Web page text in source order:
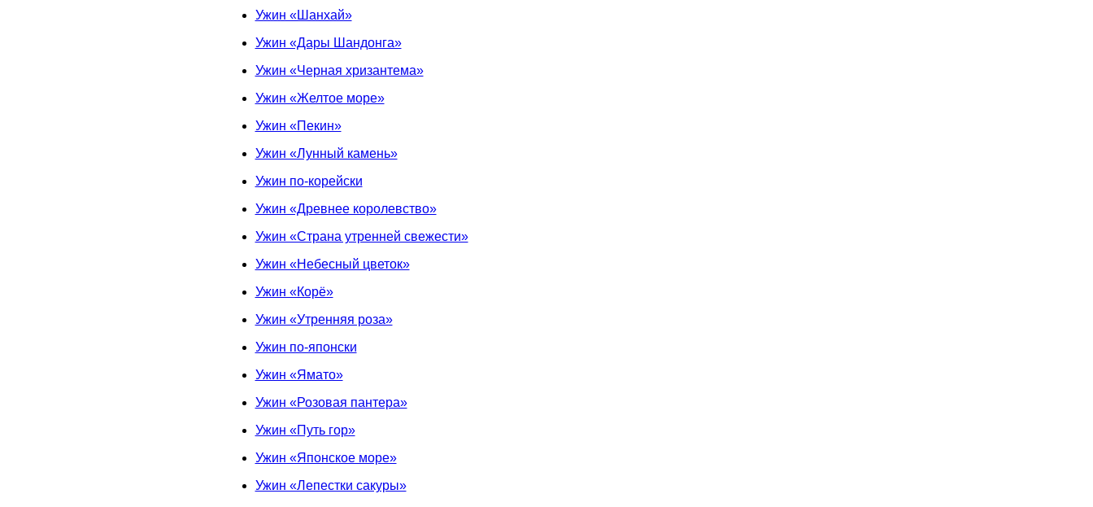
Ужин «Шанхай»
Ужин «Дары Шандонга»
Ужин «Черная хризантема»
Ужин «Желтое море»
Ужин «Пекин»
Ужин «Лунный камень»
Ужин по-корейски
Ужин «Древнее королевство»
Ужин «Страна утренней свежести»
Ужин «Небесный цветок»
Ужин «Корё»
Ужин «Утренняя роза»
Ужин по-японски
Ужин «Ямато»
Ужин «Розовая пантера»
Ужин «Путь гор»
Ужин «Японское море»
Ужин «Лепестки сакуры»